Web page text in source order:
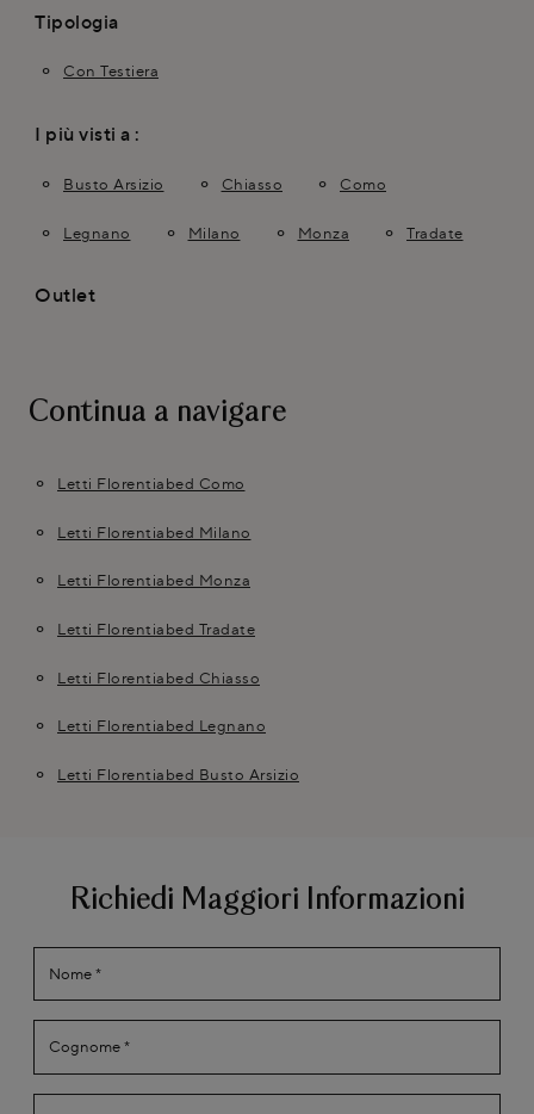
Tipologia
Con Testiera
I più visti a :
Busto Arsizio Chiasso Como
Legnano Milano Monza Tradate
Outlet
Continua a navigare
Letti Florentiabed Como
Letti Florentiabed Milano
Letti Florentiabed Monza
Letti Florentiabed Tradate
Letti Florentiabed Chiasso
Letti Florentiabed Legnano
Letti Florentiabed Busto Arsizio
Richiedi Maggiori Informazioni